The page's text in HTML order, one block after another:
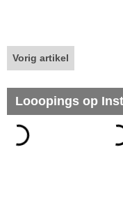
Vorig artikel
Looopings op